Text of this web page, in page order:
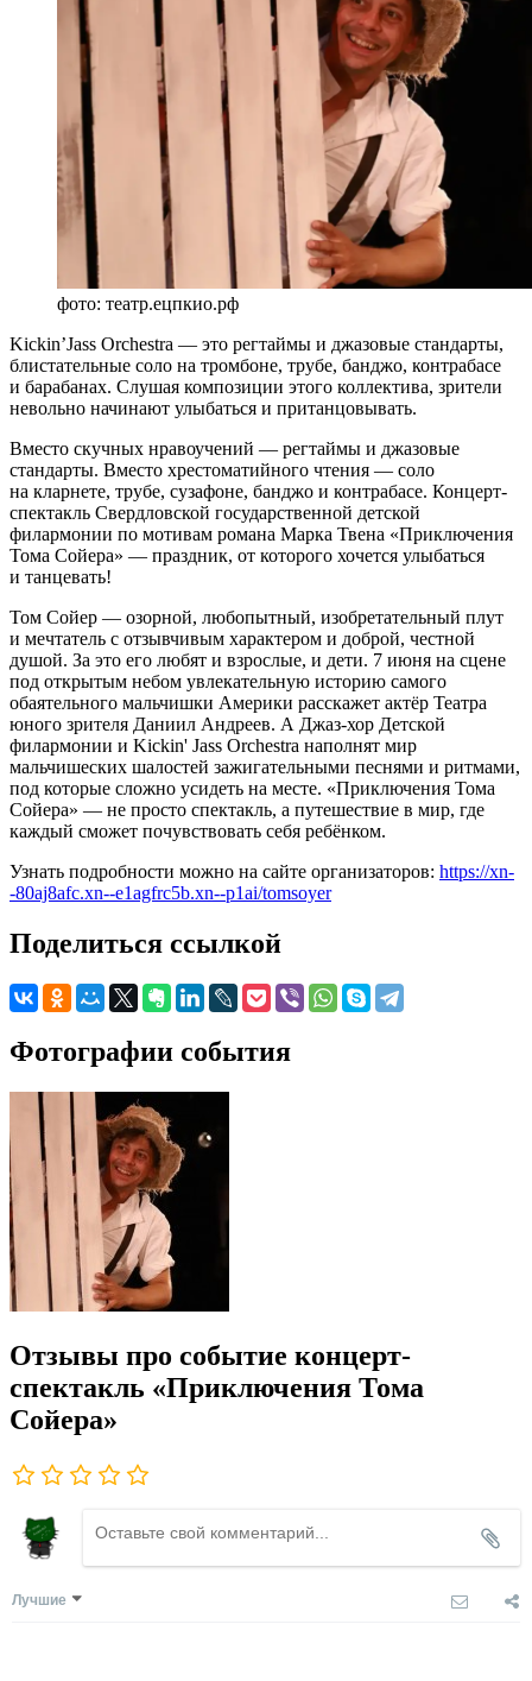
фото: театр.ецпкио.рф
Kickin’Jass Orchestra — это регтаймы и джазовые стандарты,
блистательные соло на тромбоне, трубе, банджо, контрабасе
и барабанах. Слушая композиции этого коллектива, зрители
невольно начинают улыбаться и пританцовывать.
Вместо скучных нравоучений — регтаймы и джазовые
стандарты. Вместо хрестоматийного чтения — соло
на кларнете, трубе, сузафоне, банджо и контрабасе. Концерт-
спектакль Свердловской государственной детской
филармонии по мотивам романа Марка Твена «Приключения
Тома Сойера» — праздник, от которого хочется улыбаться
и танцевать!
Том Сойер — озорной, любопытный, изобретательный плут
и мечтатель с отзывчивым характером и доброй, честной
душой. За это его любят и взрослые, и дети. 7 июня на сцене
под открытым небом увлекательную историю самого
обаятельного мальчишки Америки расскажет актёр Театра
юного зрителя Даниил Андреев. А Джаз-хор Детской
филармонии и Kickin' Jass Orchestra наполнят мир
мальчишеских шалостей зажигательными песнями и ритмами,
под которые сложно усидеть на месте. «Приключения Тома
Сойера» — не просто спектакль, а путешествие в мир, где
каждый сможет почувствовать себя ребёнком.
Узнать подробности можно на сайте организаторов: https://xn-
-80aj8afc.xn--e1agfrc5b.xn--p1ai/tomsoyer
Поделиться ссылкой
Фотографии события
Отзывы про событие концерт-
спектакль «Приключения Тома
Сойера»
Лучшие